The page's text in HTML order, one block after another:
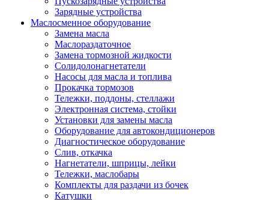
Зарядные устройства
Маслосменное оборудование
Замена масла
Маслораздаточное
Замена тормозной жидкости
Солидолонагнетатели
Насосы для масла и топлива
Прокачка тормозов
Тележки, поддоны, стеллажи
Электронная система, стойки
Установки для замены масла
Оборудование для автокондиционеров
Диагностическое оборудование
Слив, откачка
Нагнетатели, шприцы, лейки
Тележки, маслобары
Комплекты для раздачи из бочек
Катушки